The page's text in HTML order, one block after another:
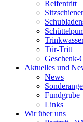
Reifentritt
Tür-Tritt
Geschenk-
Aktuelles und
News
Fundgrube
Links
Wir über uns